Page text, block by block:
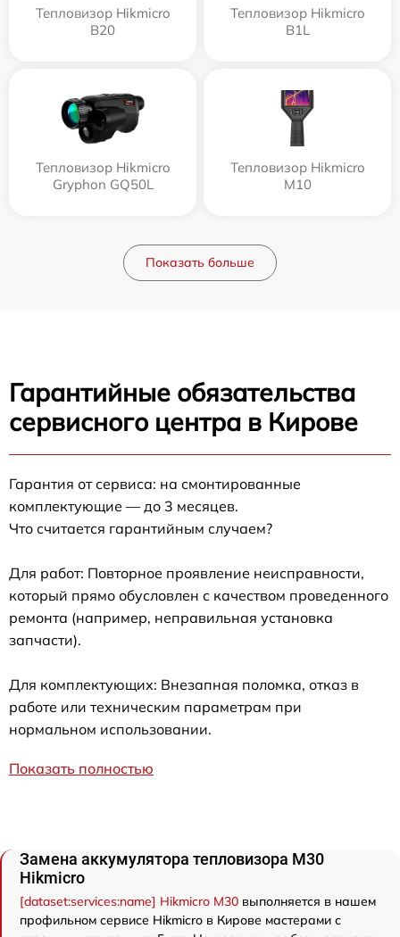
Тепловизор Hikmicro
B20
Тепловизор Hikmicro
B1L
Тепловизор Hikmicro
Gryphon GQ50L
Тепловизор Hikmicro
M10
Показать больше
Гарантийные обязательства
сервисного центра в Кирове
Гарантия от сервиса: на смонтированные
комплектующие — до 3 месяцев.
Что считается гарантийным случаем?
Для работ: Повторное проявление неисправности,
который прямо обусловлен с качеством проведенного
ремонта (например, неправильная установка
запчасти).
Для комплектующих: Внезапная поломка, отказ в
работе или техническим параметрам при
нормальном использовании.
Показать полностью
Замена аккумулятора тепловизора M30
Hikmicro
[dataset:services:name] Hikmicro M30 выполняется в нашем
профильном сервисе Hikmicro в Кирове мастерами с